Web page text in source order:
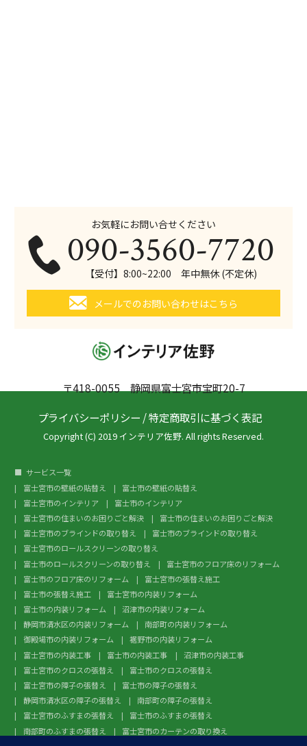
〒418-0055 静岡県富士宮市宝町20-7
お気軽にお問い合せください
090-3560-7720
【受付】8:00~22:00 年中無休 (不定休)
メールでのお問い合わせはこちら
プライバシーポリシー /特定商取引に基づく表記
Copyright (C) 2019 インテリア佐野. All rights Reserved.
サービス一覧
富士宮市の壁紙の貼替え
富士市の壁紙の貼替え
富士宮市のインテリア
富士市のインテリア
富士宮市の住まいのお困りごと解決
富士市の住まいのお困りごと解決
富士宮市のブラインドの取り替え
富士市のブラインドの取り替え
富士宮市のロールスクリーンの取り替え
富士市のロールスクリーンの取り替え
富士宮市のフロア床のリフォーム
富士市のフロア床のリフォーム
富士宮市の張替え施工
富士市の張替え施工
富士宮市の内装リフォーム
富士市の内装リフォーム
沼津市の内装リフォーム
静岡市清水区の内装リフォーム
南部町の内装リフォーム
御殿場市の内装リフォーム
裾野市の内装リフォーム
富士宮市の内装工事
富士市の内装工事
沼津市の内装工事
富士宮市のクロスの張替え
富士市のクロスの張替え
富士宮市の障子の張替え
富士市の障子の張替え
静岡市清水区の障子の張替え
南部町の障子の張替え
富士宮市のふすまの張替え
富士市のふすまの張替え
南部町のふすまの張替え
富士宮市のカーテンの取り換え